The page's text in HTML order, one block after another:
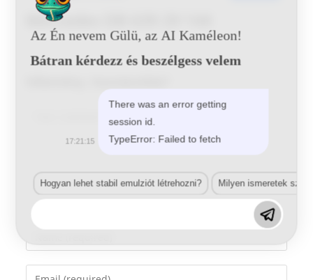
Mercedes DB 639 29 144
Enter
your
name
Enter
Az Én nevem Gülü, az AI Kaméleon!
Bátran kérdezz és beszélgess velem
There was an error getting
session id.
TypeError: Failed to fetch
17:21:15
Hogyan lehet stabil emulziót létrehozni? Milyen ismeretek